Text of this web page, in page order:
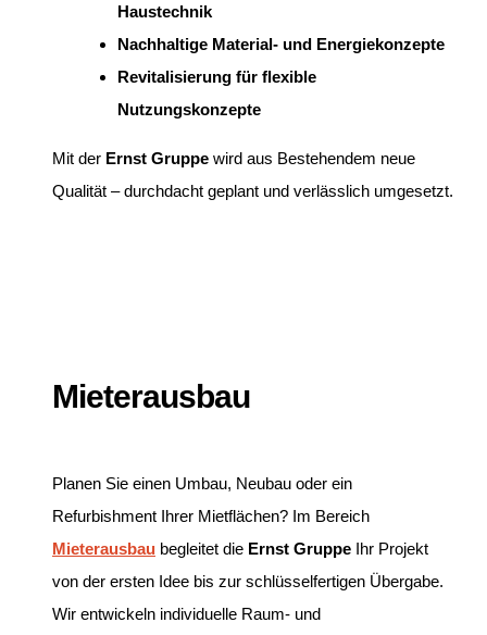
Haustechnik
Nachhaltige Material- und Energiekonzepte
Revitalisierung für flexible
Nutzungskonzepte
Mit der Ernst Gruppe wird aus Bestehendem neue
Qualität – durchdacht geplant und verlässlich umgesetzt.
Mieterausbau
Planen Sie einen Umbau, Neubau oder ein
Refurbishment Ihrer Mietflächen? Im Bereich
Mieterausbau begleitet die Ernst Gruppe Ihr Projekt
von der ersten Idee bis zur schlüsselfertigen Übergabe.
Wir entwickeln individuelle Raum- und